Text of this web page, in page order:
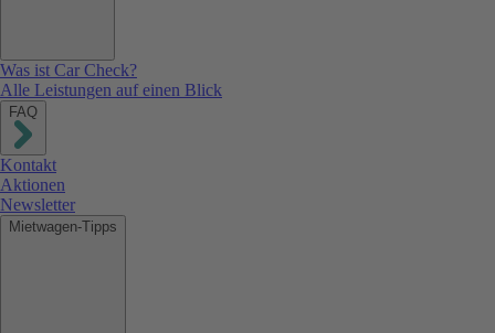
Was ist Car Check?
Alle Leistungen auf einen Blick
FAQ
Kontakt
Aktionen
Newsletter
Mietwagen-Tipps